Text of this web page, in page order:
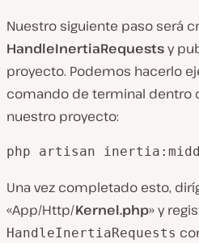
Nuestro siguiente paso será
HandleInertiaRequestsy
proyecto. Podemos hacerlo
comando de terminal dentro
nuestro proyecto:
php artisan
Una vez completado esto,
«App/Http/Kernel.php» y
HandleInertiaRequests